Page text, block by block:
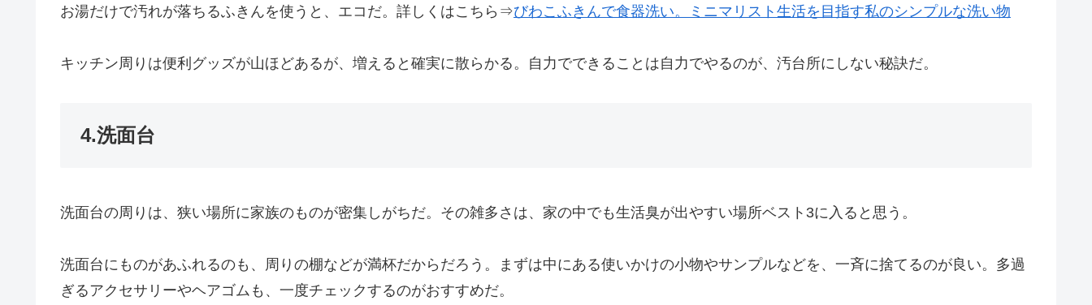
お湯だけで汚れが落ちるふきんを使うと、エコだ。詳しくはこちら⇒びわこ ふきんで食器洗い。ミニマリスト生活を目指す私のシンプルな洗い物
キッチン周りは便利グッズが山ほどあるが、増えると確実に散らかる。自力でできることは自力でやるのが、汚台所にしない秘訣だ。
4.洗面台
洗面台の周りは、狭い場所に家族のものが密集しがちだ。その雑多さは、家の中でも生活臭が出やすい場所ベスト3に入ると思う。
洗面台にものがあふれるのも、周りの棚などが満杯だからだろう。まずは中にある使いかけの小物やサンプルなどを、一斉に捨てるのが良い。多過
ぎるアクセサリーやヘアゴムも、一度チェックするのがおすすめだ。